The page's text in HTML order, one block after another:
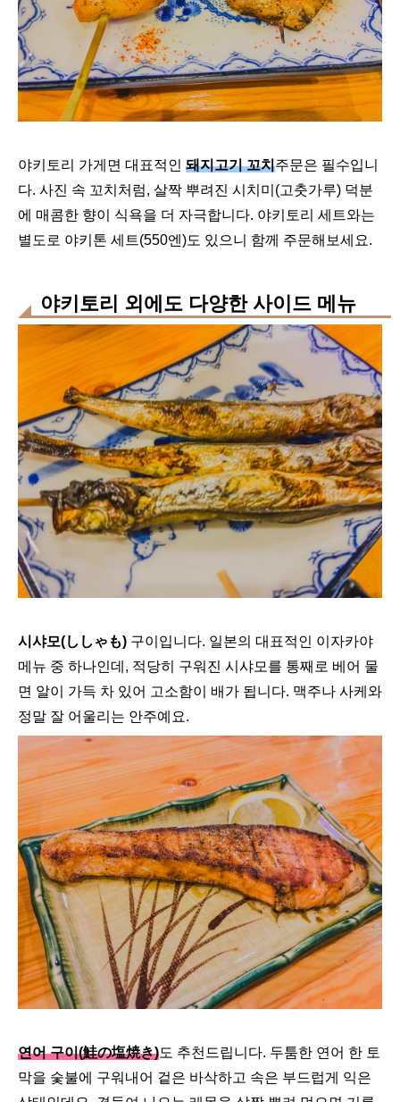
야키토리 가게면 대표적인 돼지고기 꼬치주문은 필수입니
다. 사진 속 꼬치처럼, 살짝 뿌려진 시치미(고춧가루) 덕분
에 매콤한 향이 식욕을 더 자극합니다. 야키토리 세트와는
별도로 야키톤 세트(550엔)도 있으니 함께 주문해보세요.
야키토리 외에도 다양한 사이드 메뉴
시샤모(ししゃも) 구이입니다. 일본의 대표적인 이자카야
메뉴 중 하나인데, 적당히 구워진 시샤모를 통째로 베어 물
면 알이 가득 차 있어 고소함이 배가 됩니다. 맥주나 사케와
정말 잘 어울리는 안주예요.
연어 구이(鮭の塩焼き)도 추천드립니다. 두툼한 연어 한 토
막을 숯불에 구워내어 겉은 바삭하고 속은 부드럽게 익은